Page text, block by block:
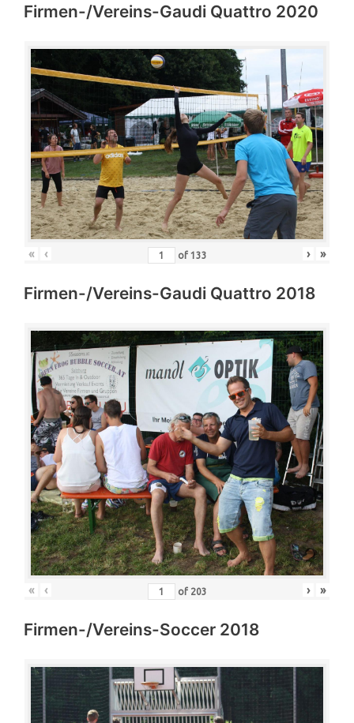
Firmen-/Vereins-Gaudi Quattro 2020
« ‹ of 133 › »
Firmen-/Vereins-Gaudi Quattro 2018
« ‹ of 203 › »
Firmen-/Vereins-Soccer 2018